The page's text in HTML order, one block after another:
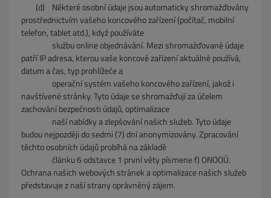
(d) Některé osobní údaje jsou automaticky shromažďovány
prostřednictvím vašeho koncového zařízení (počítač, mobilní
telefon, tablet atd.), když používáte
službu online objednávání. Mezi shromažďované údaje
patří IP adresa, kterou vaše koncové zařízení aktuálně používá,
datum a čas, typ prohlížeče a
operační systém vašeho koncového zařízení, jakož i
navštívené stránky. Tyto údaje se shromažďují za účelem
zachování bezpečnosti údajů, optimalizace
naší nabídky a zlepšování našich služeb. Tyto údaje
budou nejpozději do sedmi (7) dní anonymizovány. Zpracování
těchto osobních údajů probíhá na základě
článku 6 odstavce 1 první věty písmene f) ONOOÚ.
Ochrana našich webových stránek a optimalizace našich služeb
představuje z naší strany oprávněný zájem.